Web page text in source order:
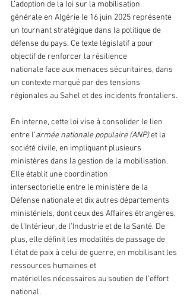
L’adoption de la loi sur la mobilisation
générale en Algérie le 16 juin 2025 représente
un tournant stratégique dans la politique de
défense du pays. Ce texte législatif a pour
objectif de renforcer la résilience
nationale face aux menaces sécuritaires, dans
un contexte marqué par des tensions
régionales au Sahel et des incidents frontaliers.
En interne, cette loi vise à consolider le lien
entre l’armée nationale populaire (ANP) et la
société civile, en impliquant plusieurs
ministères dans la gestion de la mobilisation.
Elle établit une coordination
intersectorielle entre le ministère de la
Défense nationale et dix autres départements
ministériels, dont ceux des Affaires étrangères,
de l’Intérieur, de l’Industrie et de la Santé. De
plus, elle définit les modalités de passage de
l’état de paix à celui de guerre, en mobilisant les
ressources humaines et
matérielles nécessaires au soutien de l’effort
national.